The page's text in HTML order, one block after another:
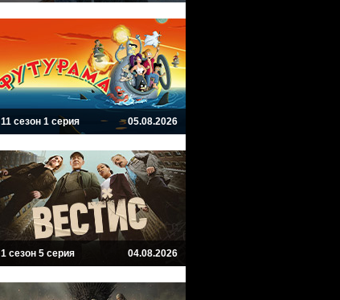
11 сезон 1 серия 05.08.2026
1 сезон 5 серия 04.08.2026